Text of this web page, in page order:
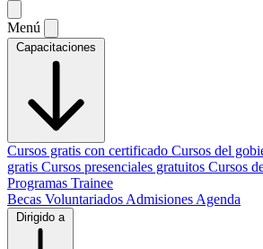
Menú
Capacitaciones
Cursos gratis con certificado Cursos del
gratis Cursos presenciales gratuitos Cursos
Programas Trainee
Becas Voluntariados Admisiones Agenda
Dirigido a